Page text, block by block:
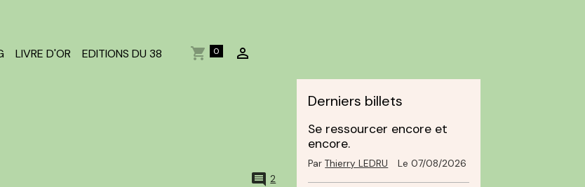
LIVRE D'OR EDITIONS DU 38 0
2
Derniers billets
Se ressourcer encore et
encore.
ParThierry LEDRU Le 07/08/2026